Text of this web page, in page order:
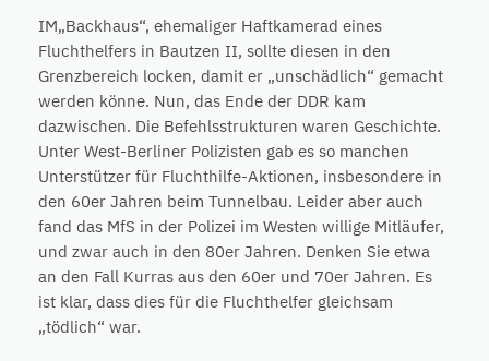
IM„Backhaus“, ehemaliger Haftkamerad eines
Fluchthelfers in Bautzen II, sollte diesen in den
Grenzbereich locken, damit er „unschädlich“ gemacht
werden könne. Nun, das Ende der DDR kam
dazwischen. Die Befehlsstrukturen waren Geschichte.
Unter West-Berliner Polizisten gab es so manchen
Unterstützer für Fluchthilfe-Aktionen, insbesondere in
den 60er Jahren beim Tunnelbau. Leider aber auch
fand das MfS in der Polizei im Westen willige Mitläufer,
und zwar auch in den 80er Jahren. Denken Sie etwa
an den Fall Kurras aus den 60er und 70er Jahren. Es
ist klar, dass dies für die Fluchthelfer gleichsam
„tödlich“ war.